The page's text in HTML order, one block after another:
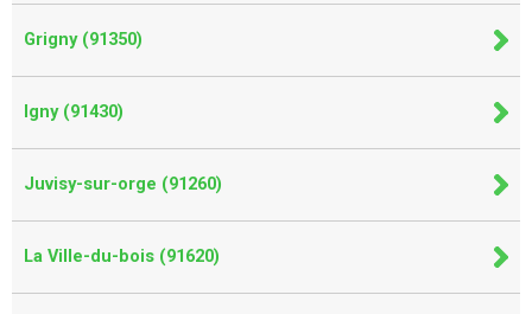
Grigny (91350)
Igny (91430)
Juvisy-sur-orge (91260)
La Ville-du-bois (91620)